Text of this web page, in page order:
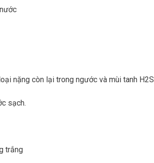
nặng còn lại trong ngước và mùi tanh H2S
sạch.
trắng